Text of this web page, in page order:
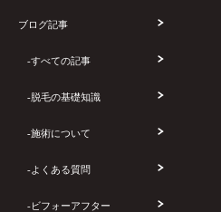
ブログ記事
-すべての記事
-脱毛の基礎知識
-施術について
-よくある質問
-ビフォーアフター